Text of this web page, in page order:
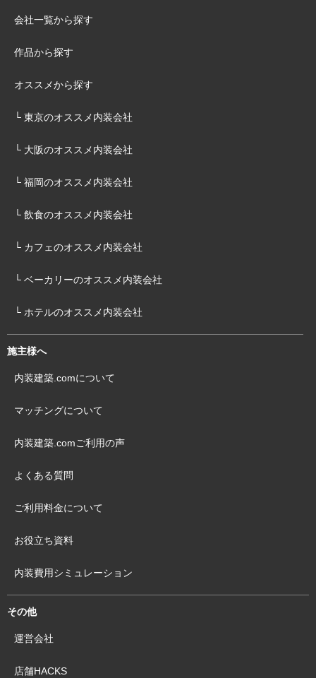
会社一覧から探す
作品から探す
オススメから探す
└ 東京のオススメ内装会社
└ 大阪のオススメ内装会社
└ 福岡のオススメ内装会社
└ 飲食のオススメ内装会社
└ カフェのオススメ内装会社
└ ベーカリーのオススメ内装会社
└ ホテルのオススメ内装会社
施主様へ
内装建築.comについて
マッチングについて
内装建築.comご利用の声
よくある質問
ご利用料金について
お役立ち資料
内装費用シミュレーション
その他
運営会社
店舗HACKS